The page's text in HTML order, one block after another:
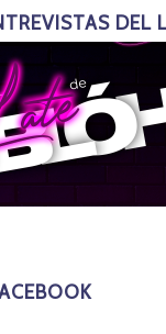
DEL